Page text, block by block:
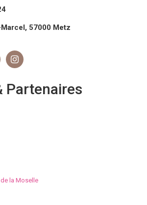
57000 Metz
Partenaires
la Moselle